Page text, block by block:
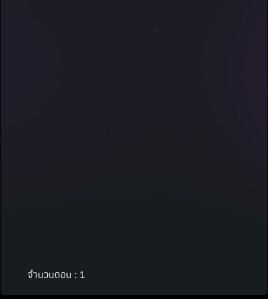
จำนวนตอน : 1